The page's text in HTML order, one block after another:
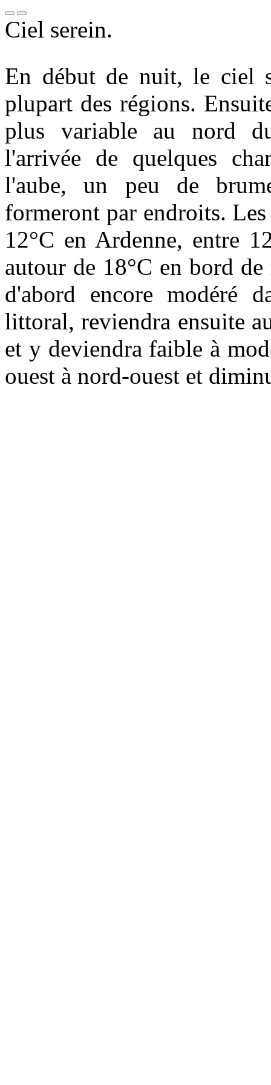
Ciel serein.
En début de nuit, le ciel
plupart des régions.
plus variable au nord
l'arrivée de quelques
l'aube, un peu de
formeront par endroits.
12°C en Ardenne, entre
autour de 18°C en bord
d'abord encore modéré
littoral, reviendra ensuite
et y deviendra faible à
ouest à nord-ouest et